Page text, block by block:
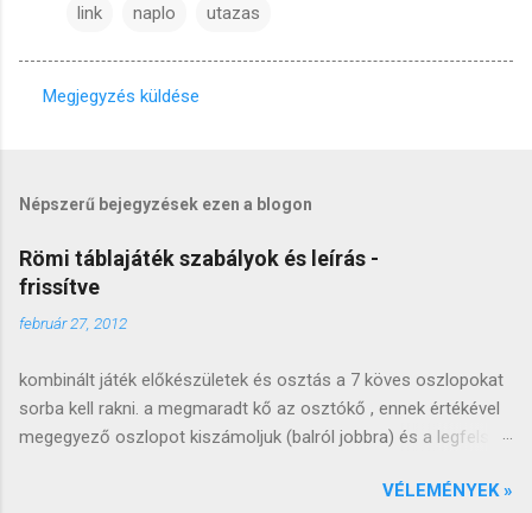
link naplo utazas
j
e
g
y
é
s
e
Megjegyzés küldése
Népszerű bejegyzések ezen a blogon
Römi táblajáték szabályok és leírás -
frissítve
február 27, 2012
kombinált játék előkészületek és osztás a 7 köves oszlopokat
sorba kell rakni. a megmaradt kő az osztókő , ennek értékével
megegyező oszlopot kiszámoljuk (balról jobbra) és a legfelső
következő oszlop tetejére, ezt az oszlopot kiosztjuk a kezdő
VÉLEMÉNYEK »